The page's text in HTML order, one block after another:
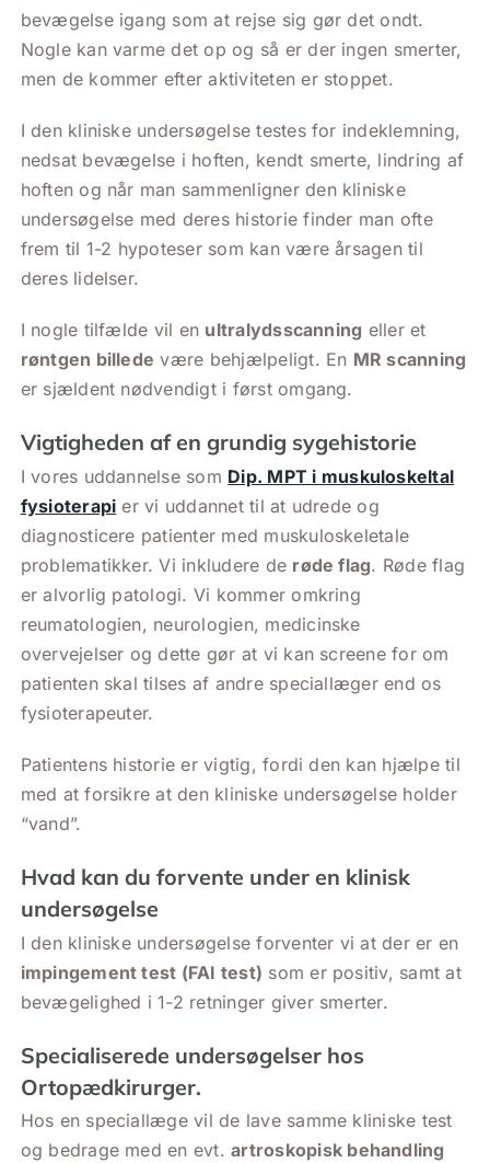
bevægelse igang som at rejse sig gør det ondt.
Nogle kan varme det op og så er der ingen smerter,
men de kommer efter aktiviteten er stoppet.
I den kliniske undersøgelse testes for indeklemning,
nedsat bevægelse i hoften, kendt smerte, lindring af
hoften og når man sammenligner den kliniske
undersøgelse med deres historie finder man ofte
frem til 1-2 hypoteser som kan være årsagen til
deres lidelser.
I nogle tilfælde vil en ultralydsscanning eller et
røntgen billede være behjælpeligt. En MR scanning
er sjældent nødvendigt i først omgang.
Vigtigheden af en grundig sygehistorie
I vores uddannelse som Dip. MPT i muskuloskeltal
fysioterapi er vi uddannet til at udrede og
diagnosticere patienter med muskuloskeletale
problematikker. Vi inkludere de røde flag. Røde flag
er alvorlig patologi. Vi kommer omkring
reumatologien, neurologien, medicinske
overvejelser og dette gør at vi kan screene for om
patienten skal tilses af andre speciallæger end os
fysioterapeuter.
Patientens historie er vigtig, fordi den kan hjælpe til
med at forsikre at den kliniske undersøgelse holder
“vand”.
Hvad kan du forvente under en klinisk
undersøgelse
I den kliniske undersøgelse forventer vi at der er en
impingement test (FAI test) som er positiv, samt at
bevægelighed i 1-2 retninger giver smerter.
Specialiserede undersøgelser hos
Ortopædkirurger.
Hos en speciallæge vil de lave samme kliniske test
og bedrage med en evt.artroskopisk behandling